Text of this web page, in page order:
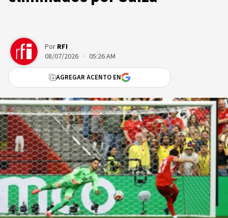
Por RFI
08/07/2026 · 05:26 AM
AGREGAR ACENTO EN